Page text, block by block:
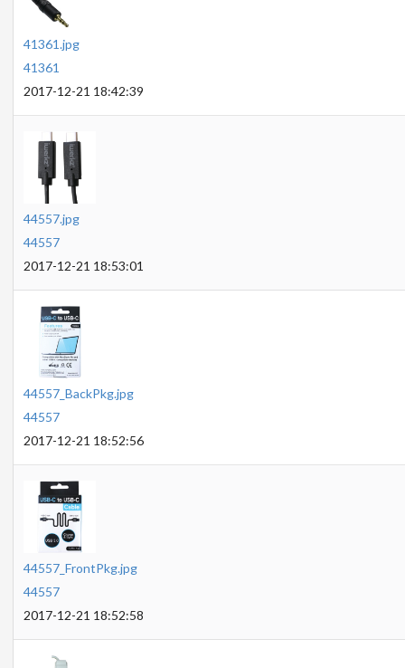
41361.jpg
41361
2017-12-21 18:42:39
44557.jpg
44557
2017-12-21 18:53:01
44557_BackPkg.jpg
44557
2017-12-21 18:52:56
44557_FrontPkg.jpg
44557
2017-12-21 18:52:58